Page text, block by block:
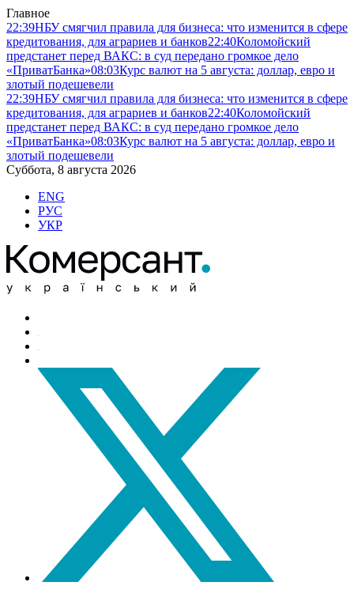
Главное
22:39НБУ смягчил правила для бизнеса: что изменится в сфере
кредитования, для аграриев и банков22:40Коломойский
предстанет перед ВАКС: в суд передано громкое дело
«ПриватБанка»08:03Курс валют на 5 августа: доллар, евро и
злотый подешевели
22:39НБУ смягчил правила для бизнеса: что изменится в сфере
кредитования, для аграриев и банков22:40Коломойский
предстанет перед ВАКС: в суд передано громкое дело
«ПриватБанка»08:03Курс валют на 5 августа: доллар, евро и
злотый подешевели
Суббота, 8 августа 2026
ENG
РУС
УКР